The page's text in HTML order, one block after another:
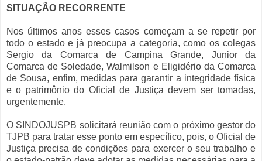
SITUAÇÃO RECORRENTE
Nos últimos anos esses casos começam a se repetir por
todo o estado e já preocupa a categoria, como os colegas
Sergio da Comarca de Campina Grande, Junior da
Comarca de Soledade, Walmilson e Eligidério da Comarca
de Sousa, enfim, medidas para garantir a integridade física
e o patrimônio do Oficial de Justiça devem ser tomadas,
urgentemente.
O SINDOJUSPB solicitará reunião com o próximo gestor do
TJPB para tratar esse ponto em específico, pois, o Oficial de
Justiça precisa de condições para exercer o seu trabalho e